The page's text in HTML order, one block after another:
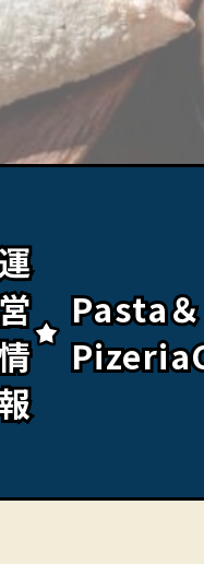
Pasta＆
Pasta＆